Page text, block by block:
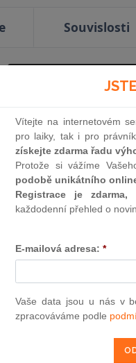
Souvislosti
od 1.
o
Parlament se
POSTAVENÍ A
Vítejte na internetovém
pro laiky, tak i pro
získejte zdarma řadu
Protože si vážíme
podobě unikátního
Registrace je
každodenní přehled o
E-mailová adresa: *
Vaše data jsou u nás v
zpracováváme podle